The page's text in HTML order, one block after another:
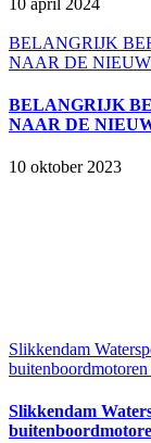
BELANGRIJK
NAAR DE
BELANGRIJK
NAAR DE
10 oktober 2023
Slikkendam
Slikkendam